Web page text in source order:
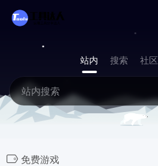
站内 搜索 社区
免费游戏